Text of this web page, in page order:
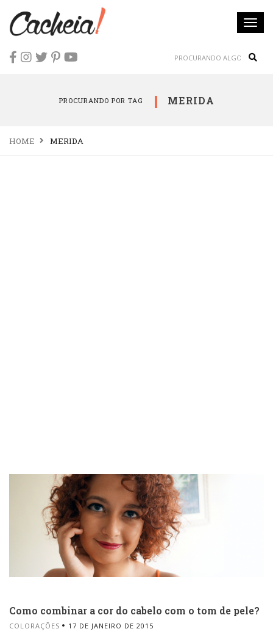
PROCURANDO POR TAG MERIDA
HOME MERIDA
Como combinar a cor do cabelo com o tom de pele?
COLORAÇÕES 17 DE JANEIRO DE 2015